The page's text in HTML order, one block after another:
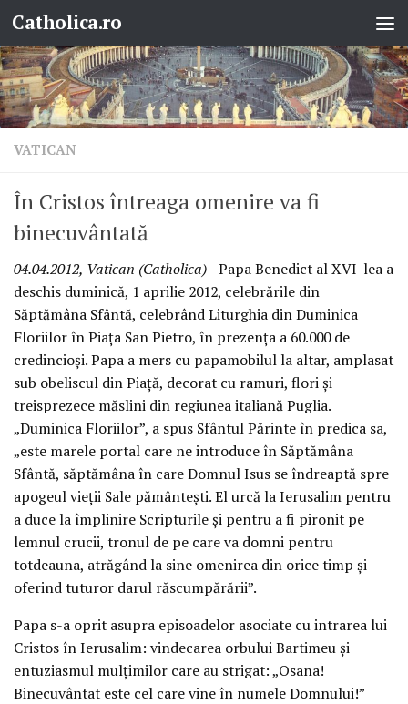
Skip to content
Catholica.ro
VATICAN
În Cristos întreaga omenire va fi
binecuvântată
04.04.2012, Vatican (Catholica)- Papa Benedict al XVI-lea a
deschis duminică, 1 aprilie 2012, celebrările din
Săptămâna Sfântă, celebrând Liturghia din Duminica
Floriilor în Piaţa San Pietro, în prezenţa a 60.000 de
credincioşi. Papa a mers cu papamobilul la altar, amplasat
sub obeliscul din Piaţă, decorat cu ramuri, flori şi
treisprezece măslini din regiunea italiană Puglia.
„Duminica Floriilor”, a spus Sfântul Părinte în predica sa,
„este marele portal care ne introduce în Săptămâna
Sfântă, săptămâna în care Domnul Isus se îndreaptă spre
apogeul vieţii Sale pământeşti. El urcă la Ierusalim pentru
a duce la împlinire Scripturile şi pentru a fi pironit pe
lemnul crucii, tronul de pe care va domni pentru
totdeauna, atrăgând la sine omenirea din orice timp şi
oferind tuturor darul răscumpărării”.
Papa s-a oprit asupra episoadelor asociate cu intrarea lui
Cristos în Ierusalim: vindecarea orbului Bartimeu şi
entuziasmul mulţimilor care au strigat: „Osana!
Binecuvântat este cel care vine în numele Domnului!”